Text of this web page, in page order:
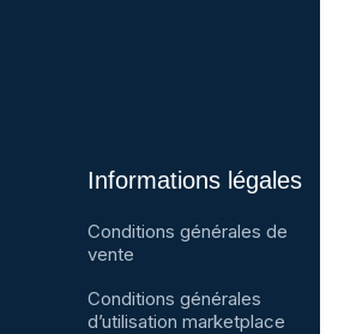
Informations légales
Conditions générales de
vente
Conditions générales
d’utilisation marketplace